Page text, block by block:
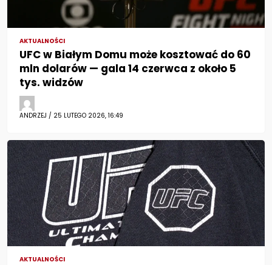
AKTUALNOŚCI
UFC w Białym Domu może kosztować do 60
mln dolarów — gala 14 czerwca z około 5
tys. widzów
ANDRZEJ / 25 LUTEGO 2026, 16:49
AKTUALNOŚCI